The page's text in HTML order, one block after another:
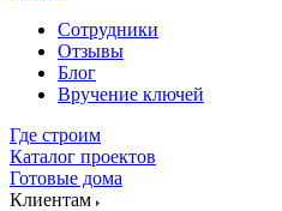
Сотрудники
Отзывы
Блог
Вручение ключей
Где строим
Каталог проектов
Готовые дома
Клиентам